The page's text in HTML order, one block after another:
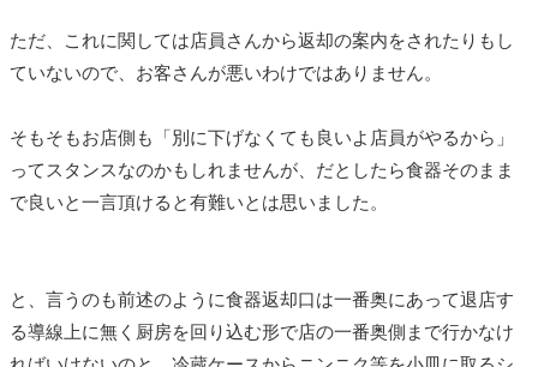
ただ、これに関しては店員さんから返却の案内をされたりもし
ていないので、お客さんが悪いわけではありません。
そもそもお店側も「別に下げなくても良いよ店員がやるから」
ってスタンスなのかもしれませんが、だとしたら食器そのまま
で良いと一言頂けると有難いとは思いました。
と、言うのも前述のように食器返却口は一番奥にあって退店す
る導線上に無く厨房を回り込む形で店の一番奥側まで行かなけ